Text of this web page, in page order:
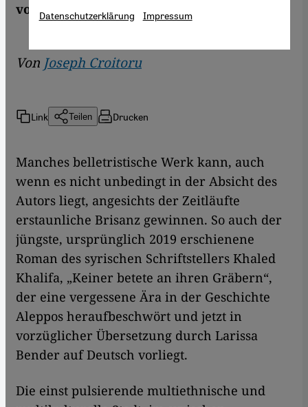
vor.
Von Joseph Croitoru
Link Teilen Drucken
Manches belletristische Werk kann, auch
wenn es nicht unbedingt in der Absicht des
Autors liegt, angesichts der Zeitläufte
erstaunliche Brisanz gewinnen. So auch der
jüngste, ursprünglich 2019 erschienene
Roman des syrischen Schriftstellers Khaled
Khalifa, „Keiner betete an ihren Gräbern“,
der eine vergessene Ära in der Geschichte
Aleppos heraufbeschwört und jetzt in
vorzüglicher Übersetzung durch Larissa
Bender auf Deutsch vorliegt.
Die einst pulsierende multiethnische und
Datenschutzerklärung Impressum